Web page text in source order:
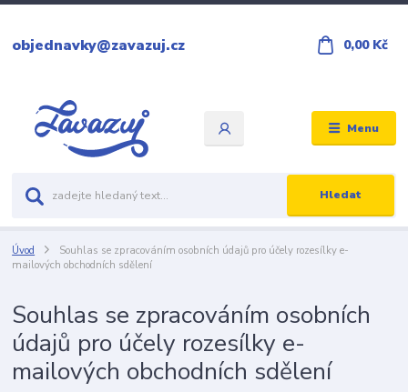
Menu
Hledat
objednavky@zavazuj.cz 0,00 Kč
Úvod
Souhlas se zpracováním osobních údajů pro účely rozesílky e-
mailových obchodních sdělení
Souhlas se zpracováním osobních
údajů pro účely rozesílky e-
mailových obchodních sdělení